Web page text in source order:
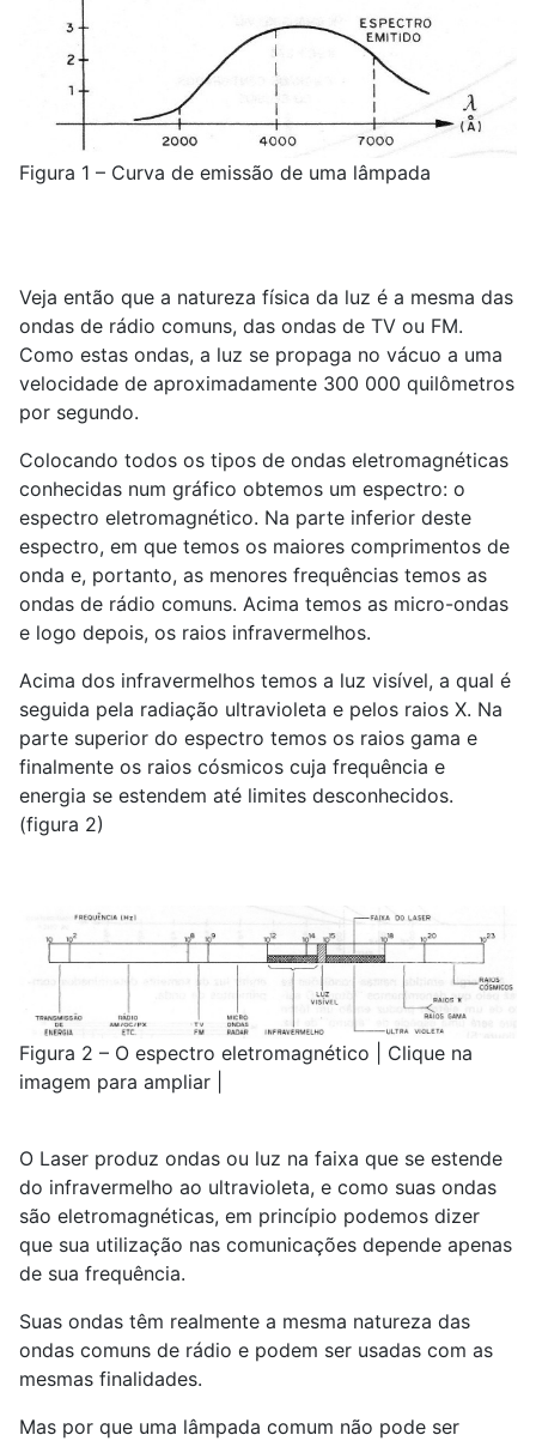
Figura 1 – Curva de emissão de uma lâmpada
Veja então que a natureza física da luz é a mesma das
ondas de rádio comuns, das ondas de TV ou FM.
Como estas ondas, a luz se propaga no vácuo a uma
velocidade de aproximadamente 300 000 quilômetros
por segundo.
Colocando todos os tipos de ondas eletromagnéticas
conhecidas num gráfico obtemos um espectro: o
espectro eletromagnético. Na parte inferior deste
espectro, em que temos os maiores comprimentos de
onda e, portanto, as menores frequências temos as
ondas de rádio comuns. Acima temos as micro-ondas
e logo depois, os raios infravermelhos.
Acima dos infravermelhos temos a luz visível, a qual é
seguida pela radiação ultravioleta e pelos raios X. Na
parte superior do espectro temos os raios gama e
finalmente os raios cósmicos cuja frequência e
energia se estendem até limites desconhecidos.
(figura 2)
Figura 2 – O espectro eletromagnético | Clique na
imagem para ampliar |
O Laser produz ondas ou luz na faixa que se estende
do infravermelho ao ultravioleta, e como suas ondas
são eletromagnéticas, em princípio podemos dizer
que sua utilização nas comunicações depende apenas
de sua frequência.
Suas ondas têm realmente a mesma natureza das
ondas comuns de rádio e podem ser usadas com as
mesmas finalidades.
Mas por que uma lâmpada comum não pode ser